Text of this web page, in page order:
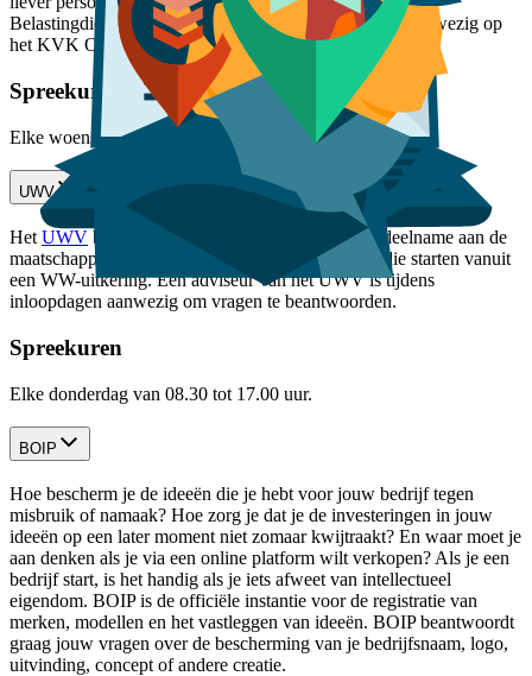
Belastingdienst? Op woensdag en donderdag zijn zij aanwezig op
het KVK Ondernemersplein Amsterdam.
Spreekuren
Elke woensdag en donderdag van 08.30 tot 17.00 uur.
UWV
Het UWV biedt nieuw perspectief om werken en deelname aan de
maatschappij te bevorderen en helpt ondernemers die starten vanuit
een WW-uitkering. Een adviseur van het UWV is tijdens
inloopdagen aanwezig om vragen te beantwoorden.
Spreekuren
Elke donderdag van 08.30 tot 17.00 uur.
BOIP
Hoe bescherm je de ideeën die je hebt voor jouw bedrijf tegen
misbruik of namaak? Hoe zorg je dat je de investeringen in jouw
ideeën op een later moment niet zomaar kwijtraakt? En waar moet je
aan denken als je via een online platform wilt verkopen? Als je een
bedrijf start, is het handig als je iets afweet van intellectueel
eigendom. BOIP is de officiële instantie voor de registratie van
merken, modellen en het vastleggen van ideeën. BOIP beantwoordt
graag jouw vragen over de bescherming van je bedrijfsnaam, logo,
uitvinding, concept of andere creatie.